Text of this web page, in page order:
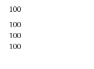
100
100
100
100